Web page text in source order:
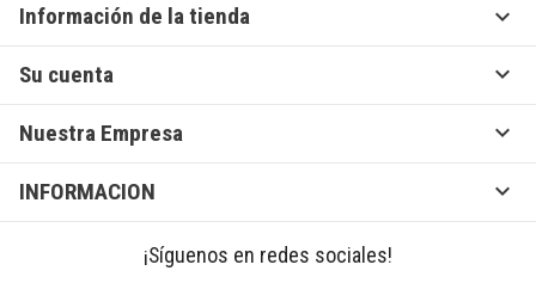
Información de la tienda 
Su cuenta 
Nuestra Empresa 
INFORMACION 
¡Síguenos en redes sociales!